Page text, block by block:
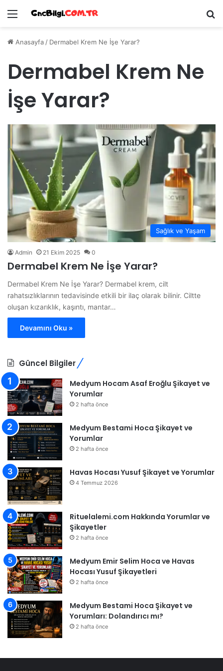
Menü
Anasayfa / Dermabel Krem Ne İşe Yarar?
Dermabel Krem Ne
İşe Yarar?
Sağlık ve Yaşam
Admin 21 Ekim 2025 0
Dermabel Krem Ne İşe Yarar?
Dermabel Krem Ne İşe Yarar? Dermabel krem, cilt
rahatsızlıklarının tedavisinde etkili bir ilaç olarak bilinir. Ciltte
oluşan kızarıklık, kaşıntı, mantar…
Devamını Oku »
Güncel Bilgiler
Medyum Hocam Asaf Eroğlu Şikayet ve
Yorumlar
2 hafta önce
Medyum Bestami Hoca Şikayet ve
Yorumlar
2 hafta önce
Havas Hocası Yusuf Şikayet ve Yorumlar
4 Temmuz 2026
Rituelalemi.com Hakkında Yorumlar ve
Şikayetler
2 hafta önce
Medyum Emir Selim Hoca ve Havas
Hocası Yusuf Şikayetleri
2 hafta önce
Medyum Bestami Hoca Şikayet ve
Yorumları: Dolandırıcı mı?
2 hafta önce